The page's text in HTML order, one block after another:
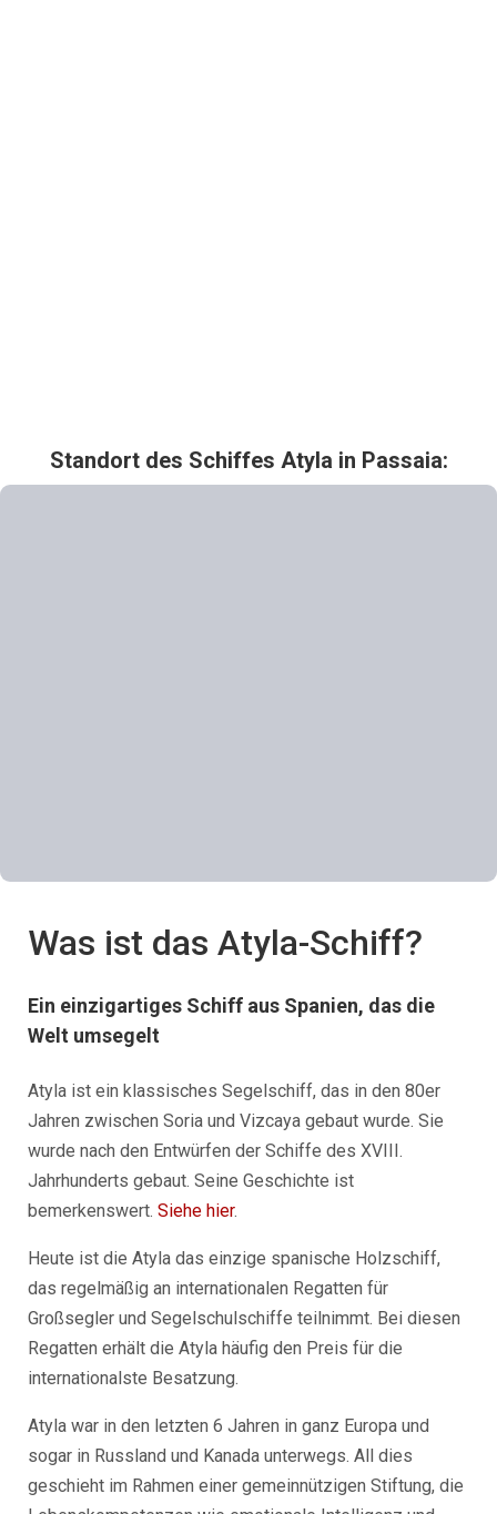
Standort des Schiffes Atyla in Passaia:
Was ist das Atyla-Schiff?
Ein einzigartiges Schiff aus Spanien, das die
Welt umsegelt
Atyla ist ein klassisches Segelschiff, das in den 80er
Jahren zwischen Soria und Vizcaya gebaut wurde. Sie
wurde nach den Entwürfen der Schiffe des XVIII.
Jahrhunderts gebaut. Seine Geschichte ist
bemerkenswert. Siehe hier.
Heute ist die Atyla das einzige spanische Holzschiff,
das regelmäßig an internationalen Regatten für
Großsegler und Segelschulschiffe teilnimmt. Bei diesen
Regatten erhält die Atyla häufig den Preis für die
internationalste Besatzung.
Atyla war in den letzten 6 Jahren in ganz Europa und
sogar in Russland und Kanada unterwegs. All dies
geschieht im Rahmen einer gemeinnützigen Stiftung, die